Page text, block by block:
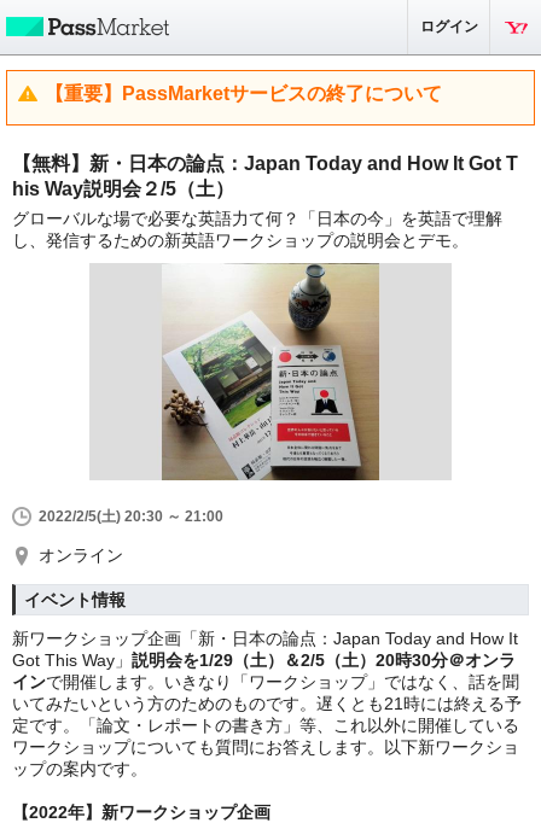
ログイン
【重要】PassMarketサービスの終了について
【無料】新・日本の論点：Japan Today and How It Got T
his Way説明会２/5（土）
グローバルな場で必要な英語力て何？「日本の今」を英語で理解
し、発信するための新英語ワークショップの説明会とデモ。
2022/2/5(土) 20:30 ～ 21:00
オンライン
イベント情報
新ワークショップ企画「新・日本の論点：Japan Today and How It
Got This Way」 説明会を1/29（土）＆2/5（土）20時30分＠オンラ
インで開催します。いきなり「ワークショップ」ではなく、話を聞
いてみたいという方のためのものです。遅くとも21時には終える予
定です。「論文・レポートの書き方」等、これ以外に開催している
ワークショップについても質問にお答えします。以下新ワークショ
ップの案内です。
【2022年】新ワークショップ企画